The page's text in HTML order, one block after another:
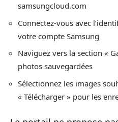
samsungcloud.com
Connectez-vous avec
votre compte Samsung
Naviguez vers la section «
photos sauvegardées
Sélectionnez les images
« Télécharger » pour les